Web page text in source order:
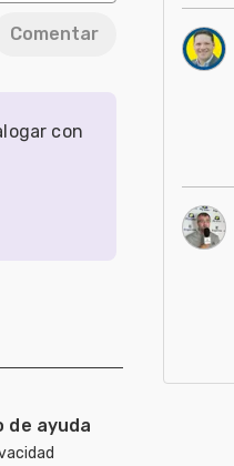
Comentar
con
de ayuda